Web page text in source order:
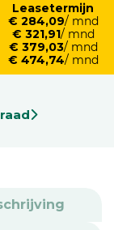
Leasetermijn
€ 284,09/ mnd
€ 321,91/ mnd
€ 379,03/ mnd
€ 474,74/ mnd